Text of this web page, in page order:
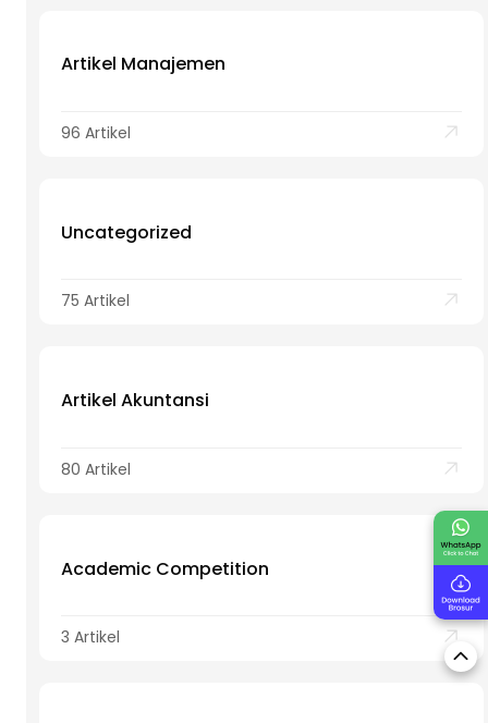
Artikel Manajemen
96 Artikel
Uncategorized
75 Artikel
Artikel Akuntansi
80 Artikel
Academic Competition
3 Artikel